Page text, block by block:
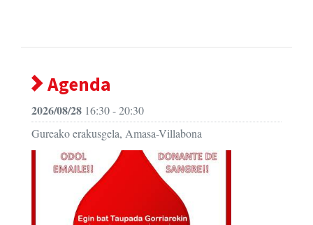
Agenda
2026/08/28 16:30 - 20:30
Gureako erakusgela, Amasa-Villabona